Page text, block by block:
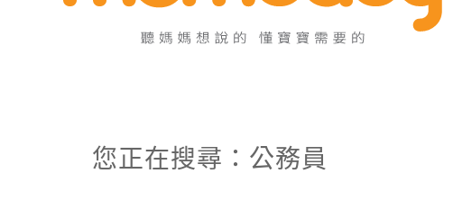
您正在搜尋：公務員